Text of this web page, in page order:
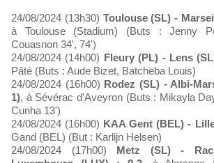
24/08/2024 (13h30) Toulouse (SL) -
à Toulouse (Stadium) (Buts : Jenny
Couasnon 34', 74')
24/08/2024 (14h00) Fleury (PL) - Lens
Pâté (Buts : Aude Bizet, Batcheba Louis)
24/08/2024 (16h00) Rodez (SL) - Albi-
1), à Sévérac d'Aveyron (Buts : Mikayla
Cunha 13')
24/08/2024 (16h00) KAA Gent (BEL) -
Gand (BEL) (But : Karlijn Helsen)
24/08/2024 (17h00)
Metz (SL) -